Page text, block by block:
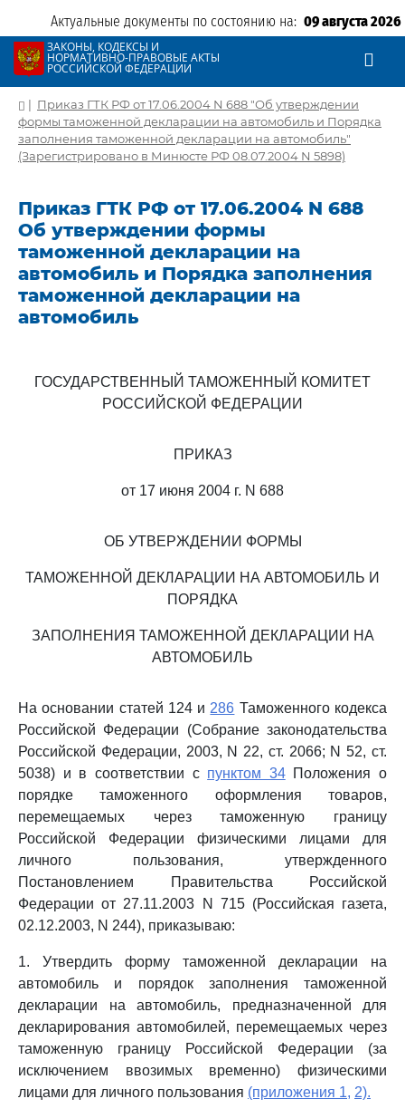
Актуальные документы по состоянию на: 09 августа 2026
ЗАКОНЫ, КОДЕКСЫ И
НОРМАТИВНО-ПРАВОВЫЕ АКТЫ
РОССИЙСКОЙ ФЕДЕРАЦИИ
| Приказ ГТК РФ от 17.06.2004 N 688 "Об утверждении
формы таможенной декларации на автомобиль и Порядка
заполнения таможенной декларации на автомобиль"
(Зарегистрировано в Минюсте РФ 08.07.2004 N 5898)
Приказ ГТК РФ от 17.06.2004 N 688
Об утверждении формы
таможенной декларации на
автомобиль и Порядка заполнения
таможенной декларации на
автомобиль
ГОСУДАРСТВЕННЫЙ ТАМОЖЕННЫЙ КОМИТЕТ
РОССИЙСКОЙ ФЕДЕРАЦИИ
ПРИКАЗ
от 17 июня 2004 г. N 688
ОБ УТВЕРЖДЕНИИ ФОРМЫ
ТАМОЖЕННОЙ ДЕКЛАРАЦИИ НА АВТОМОБИЛЬ И
ПОРЯДКА
ЗАПОЛНЕНИЯ ТАМОЖЕННОЙ ДЕКЛАРАЦИИ НА
АВТОМОБИЛЬ
На основании статей 124 и 286 Таможенного кодекса
Российской Федерации (Собрание законодательства
Российской Федерации, 2003, N 22, ст. 2066; N 52, ст.
5038) и в соответствии с пунктом 34Положения о
порядке таможенного оформления товаров,
перемещаемых через таможенную границу
Российской Федерации физическими лицами для
личного пользования, утвержденного
Постановлением Правительства Российской
Федерации от 27.11.2003 N 715 (Российская газета,
02.12.2003, N 244), приказываю:
1. Утвердить форму таможенной декларации на
автомобиль и порядок заполнения таможенной
декларации на автомобиль, предназначенной для
декларирования автомобилей, перемещаемых через
таможенную границу Российской Федерации (за
исключением ввозимых временно) физическими
лицами для личного пользования (приложения 1, 2).